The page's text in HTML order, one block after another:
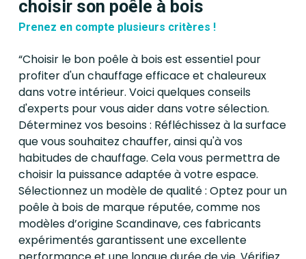
chaleureuse et confortable
chez vous. Contactez-nous
dès maintenant pour
demander un devis
personnalisé et bénéficier de
nos services experts.
choisir son poêle à bois
Prenez en compte plusieurs critères !
“Choisir le bon poêle à bois est essentiel pour
profiter d'un chauffage efficace et chaleureux
dans votre intérieur. Voici quelques conseils
d'experts pour vous aider dans votre sélection.
Déterminez vos besoins : Réfléchissez à la surface
que vous souhaitez chauffer, ainsi qu'à vos
habitudes de chauffage. Cela vous permettra de
choisir la puissance adaptée à votre espace.
Sélectionnez un modèle de qualité : Optez pour un
poêle à bois de marque réputée, comme nos
modèles d’origine Scandinave, ces fabricants
expérimentés garantissent une excellente